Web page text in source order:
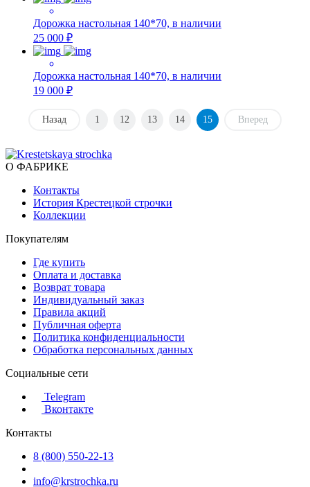
Дорожка настольная 140*70, в наличии
25 000 ₽
Дорожка настольная 140*70, в наличии
19 000 ₽
Назад 1 12 13 14 15 Вперед
О ФАБРИКЕ
Контакты
История Крестецкой строчки
Коллекции
Покупателям
Где купить
Оплата и доставка
Возврат товара
Индивидуальный заказ
Правила акций
Публичная оферта
Политика конфиденциальности
Обработка персональных данных
Социальные сети
Telegram
Вконтакте
Контакты
8 (800) 550-22-13
info@krstrochka.ru